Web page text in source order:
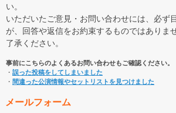
い。
いただいたご意見・お問い合わせには、必ず
が、回答や返信をお約束するものではありま
了承ください。
事前にこちらのよくあるお問い合わせもご確認ください。
・ 誤った投稿をしてしまいました
・ 間違った公演情報やセットリストを見つけました
メールフォーム